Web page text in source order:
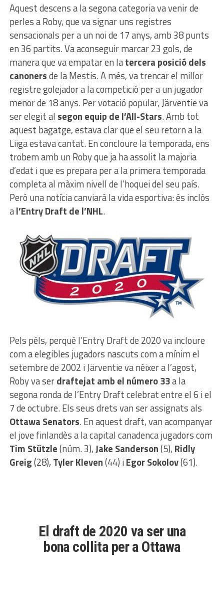
Aquest descens a la segona categoria va venir de
perles a Roby, que va signar uns registres
sensacionals per a un noi de 17 anys, amb 38 punts
en 36 partits. Va aconseguir marcar 23 gols, de
manera que va empatar en latercera posició dels
canonersde la Mestis. A més, va trencar el millor
registre golejador a la competició per a un jugador
menor de 18 anys. Per votació popular, Järventie va
ser elegit al segon equip de l’All-Stars. Amb tot
aquest bagatge, estava clar que el seu retorn a la
Liiga estava cantat. En concloure la temporada, ens
trobem amb un Roby que ja ha assolit la majoria
d’edat i que es prepara per a la primera temporada
completa al màxim nivell de l’hoquei del seu país.
Però una notícia canviarà la vida esportiva: és inclòs
al’Entry Draft de l’NHL.
Pels pèls, perquè l’Entry Draft de 2020 va incloure
com a elegibles jugadors nascuts com a mínim el
setembre de 2002 i Järventie va néixer a l’agost,
Roby va serdraftejat amb el número 33a la
segona ronda de l’Entry Draft celebrat entre el 6 i el
7 de octubre. Els seus drets van ser assignats als
Ottawa Senators. En aquest draft, van acompanyar
el jove finlandès a la capital canadenca jugadors com
Tim Stützle(núm. 3),Jake Sanderson(5), Ridly
Greig(28), Tyler Kleven(44) iEgor Sokolov(61).
El draft de 2020 va ser una
bona collita per a Ottawa